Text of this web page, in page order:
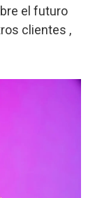
el futuro
clientes ,